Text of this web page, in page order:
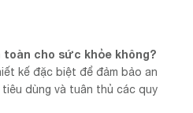
cho sức khỏe không?
kế đặc biệt để đảm bảo an
dùng và tuân thủ các quy